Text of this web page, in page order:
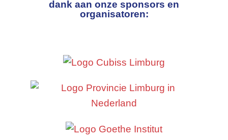
dank aan onze sponsors en
organisatoren: